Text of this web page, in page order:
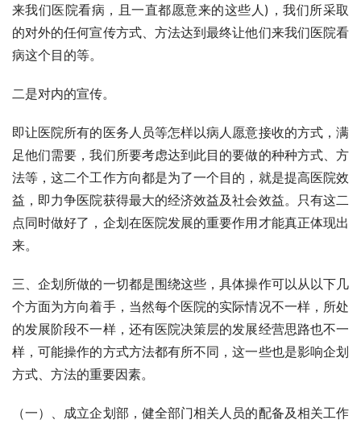
来我们医院看病，且一直都愿意来的这些人)，我们所采取
的对外的任何宣传方式、方法达到最终让他们来我们医院看
病这个目的等。
二是对内的宣传。
即让医院所有的医务人员等怎样以病人愿意接收的方式，满
足他们需要，我们所要考虑达到此目的要做的种种方式、方
法等，这二个工作方向都是为了一个目的，就是提高医院效
益，即力争医院获得最大的经济效益及社会效益。只有这二
点同时做好了，企划在医院发展的重要作用才能真正体现出
来。
三、企划所做的一切都是围绕这些，具体操作可以从以下几
个方面为方向着手，当然每个医院的实际情况不一样，所处
的发展阶段不一样，还有医院决策层的发展经营思路也不一
样，可能操作的方式方法都有所不同，这一些也是影响企划
方式、方法的重要因素。
（一）、成立企划部，健全部门相关人员的配备及相关工作